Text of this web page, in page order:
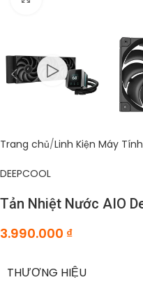
Trang chủ Linh Kiện Máy Tính
DEEPCOOL
Tản Nhiệt Nước AIO
3.990.000 ₫
THƯƠNG HIỆU